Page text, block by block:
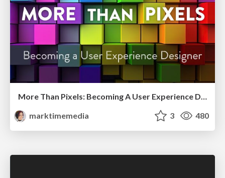
More Than Pixels: Becoming A User Experience Designer
marktimemedia
3 480